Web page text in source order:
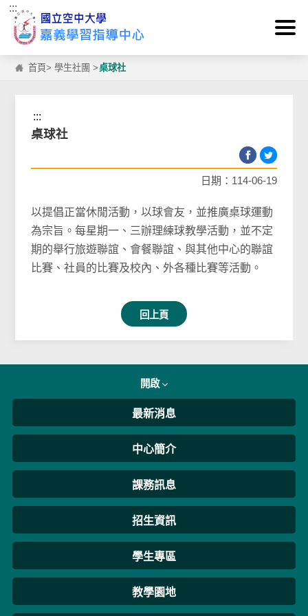
跳到主要內容區塊
:::
首頁>學生社團 >桌球社
:::
桌球社
日期：114-06-19
以提倡正當休閒活動，以球會友，並推廣桌球運動
為宗旨。每星期一、三辦理練球教學活動，並不定
期的舉行旅遊聯誼、會餐聯誼、與其他中心的聯誼
比賽、社員的比賽及校內、外各種比賽等活動。
回上頁
開啟
最新消息
中心簡介
課務訊息
招生資訊
學生專區
教學園地